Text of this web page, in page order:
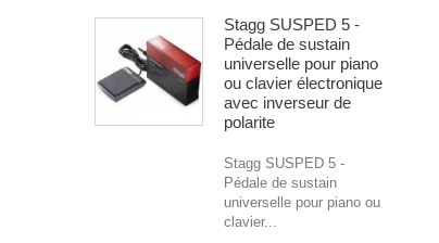
Stagg SUSPED 5 -
Pédale de sustain
universelle pour piano
ou clavier électronique
avec inverseur de
polarite
Stagg SUSPED 5 -
Pédale de sustain
universelle pour piano ou
clavier...